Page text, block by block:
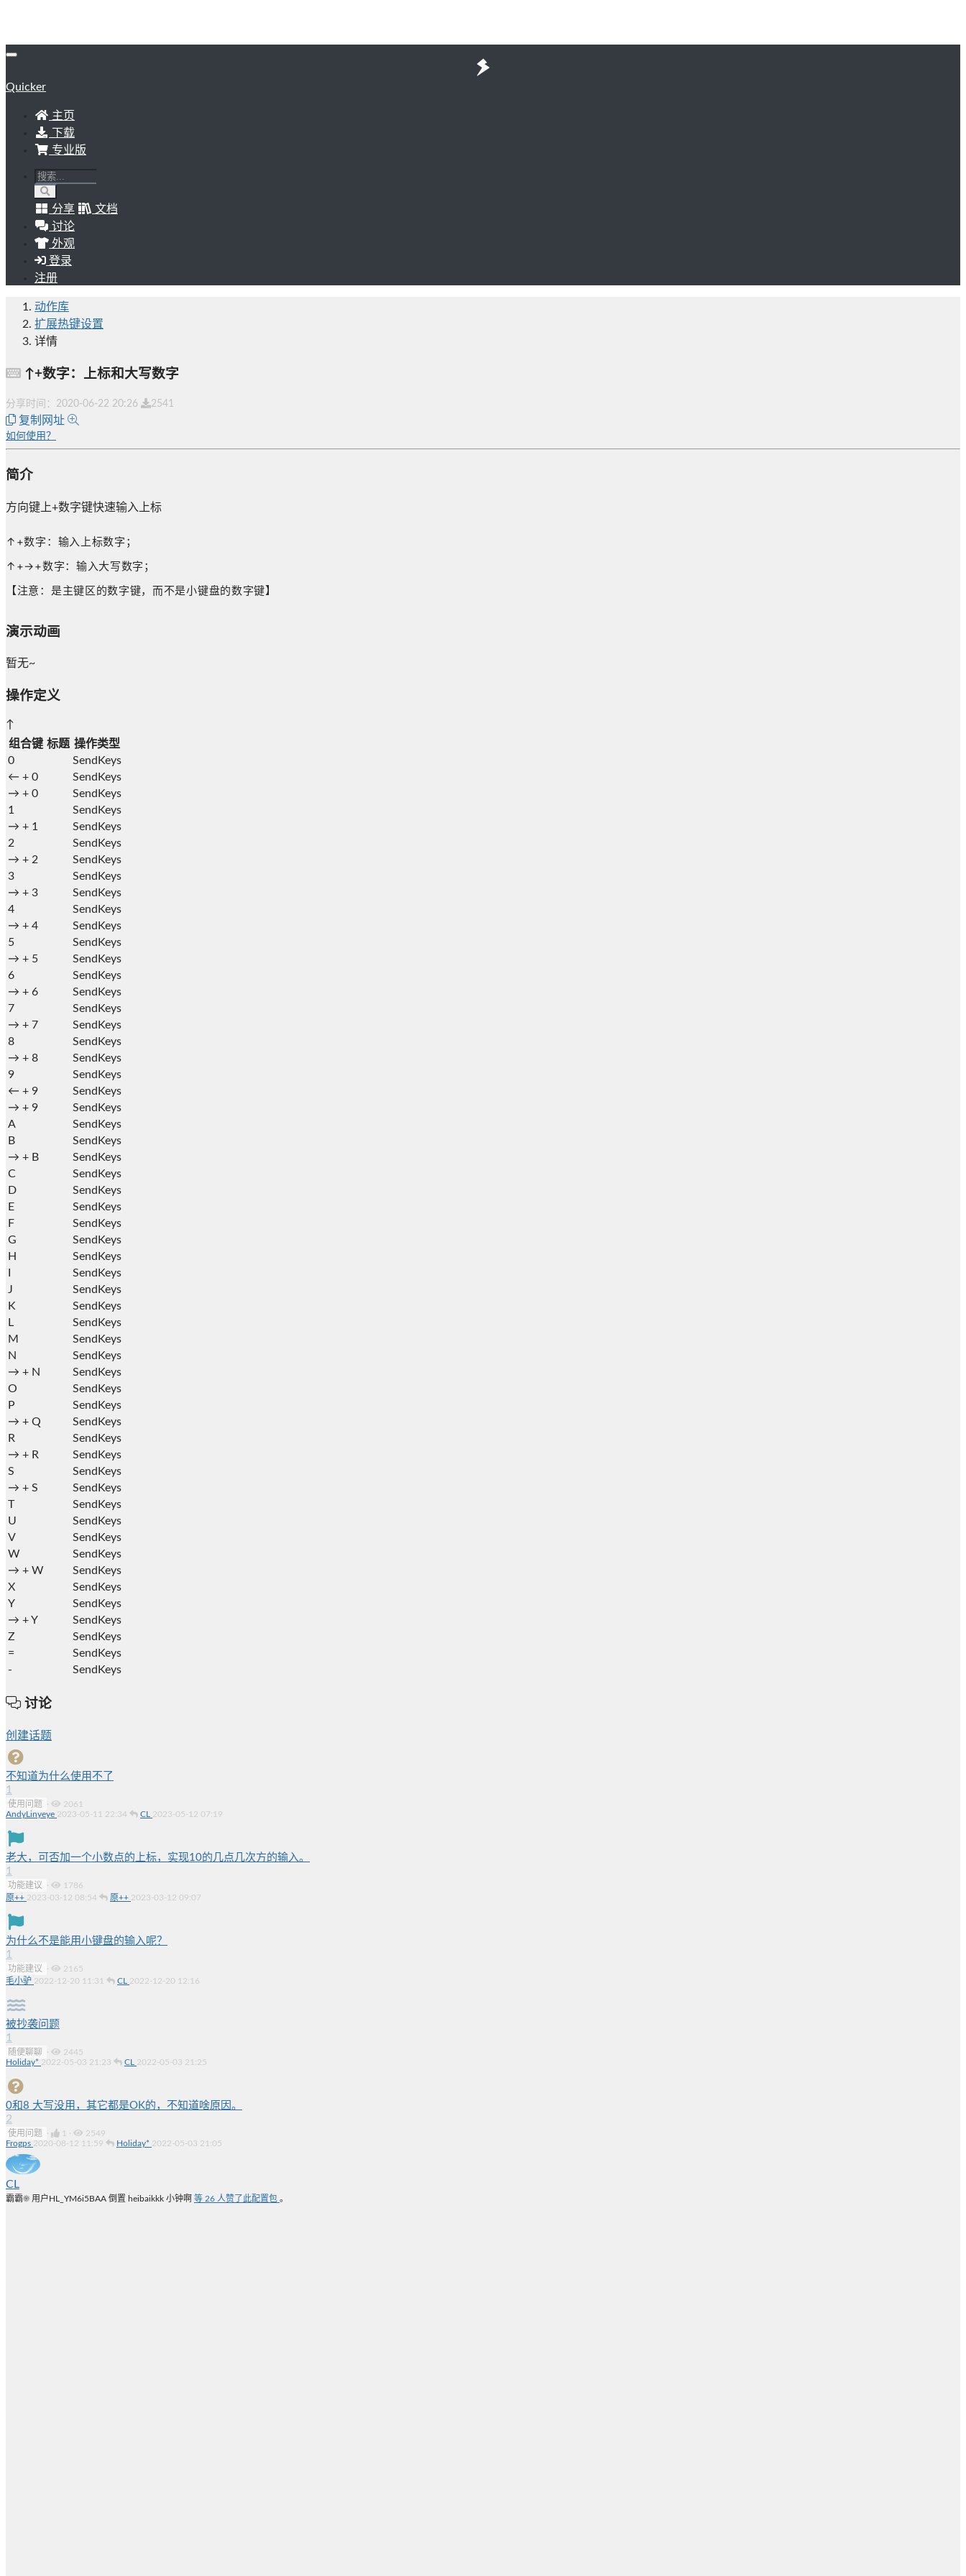
Quicker
主页
下载
专业版
分享
文档
讨论
外观
登录
注册
动作库
扩展热键设置
详情
↑+数字：上标和大写数字
分享时间： 2020-06-22 20:26 2541
复制网址
如何使用？
简介
方向键上+数字键快速输入上标
↑+数字：输入上标数字；
↑+→+数字：输入大写数字；
【注意：是主键区的数字键，而不是小键盘的数字键】
演示动画
暂无~
操作定义
↑
组合键 标题 操作类型
0
SendKeys
← + 0
SendKeys
→ + 0
SendKeys
1
SendKeys
→ + 1
SendKeys
2
SendKeys
→ + 2
SendKeys
3
SendKeys
→ + 3
SendKeys
4
SendKeys
→ + 4
SendKeys
5
SendKeys
→ + 5
SendKeys
6
SendKeys
→ + 6
SendKeys
7
SendKeys
→ + 7
SendKeys
8
SendKeys
→ + 8
SendKeys
9
SendKeys
← + 9
SendKeys
→ + 9
SendKeys
A
SendKeys
B
SendKeys
→ + B
SendKeys
C
SendKeys
D
SendKeys
E
SendKeys
F
SendKeys
G
SendKeys
H
SendKeys
SendKeys
J
SendKeys
K
SendKeys
L
SendKeys
M
SendKeys
N
SendKeys
→ + N
SendKeys
O
SendKeys
P
SendKeys
→ + Q
SendKeys
R
SendKeys
→ + R
SendKeys
S
SendKeys
→ + S
SendKeys
T
SendKeys
U
SendKeys
V
SendKeys
W
SendKeys
→ + W
SendKeys
X
SendKeys
Y
SendKeys
→ +Y
SendKeys
Z
SendKeys
=
SendKeys
-
SendKeys
讨论
创建话题
不知道为什么使用不了
1
使用问题 ·
2061
AndyLinyeye 2023-05-11 22:34 CL 2023-05-12 07:19
老大，可否加一个小数点的上标，实现10的几点几次方的输入。
1
功能建议 ·
1786
原++ 2023-03-12 08:54 原++ 2023-03-12 09:07
为什么不是能用小键盘的输入呢？
1
功能建议 ·
2165
毛小驴 2022-12-20 11:31 CL 2022-12-20 12:16
被抄袭问题
1
随便聊聊 ·
2445
Holiday* 2022-05-03 21:23 CL 2022-05-03 21:25
0和8 大写没用，其它都是OK的，不知道啥原因。
2
使用问题 · 1 ·
2549
Frogps 2020-08-12 11:59 Holiday* 2022-05-03 21:05
CL
霸霸☀ 用户HL_YM6i5BAA 倒置 heibaikkk 小钟啊 等 26 人赞了此配置包 。